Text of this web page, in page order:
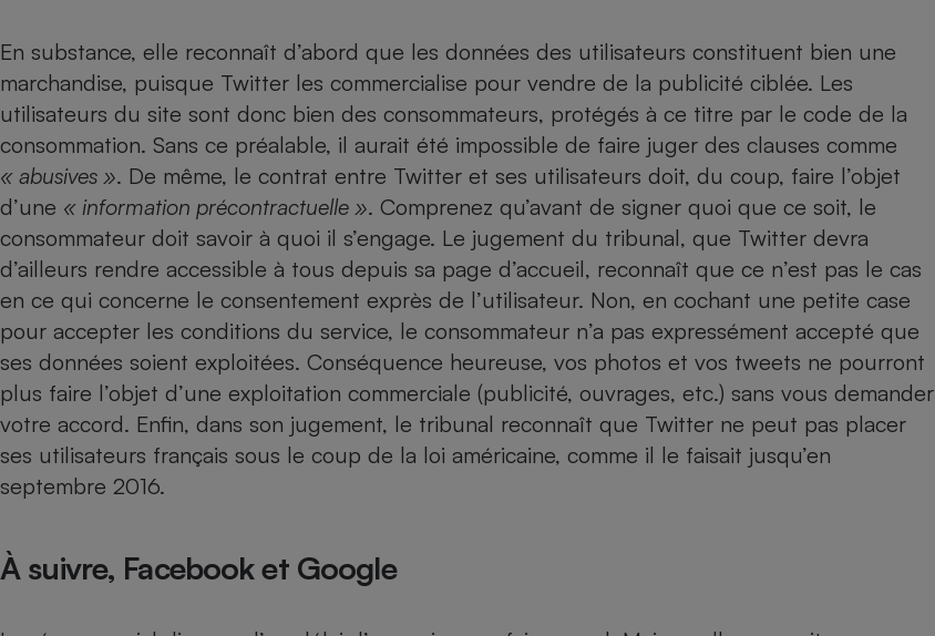
En substance, elle reconnaît d’abord que les données des utilisateurs constituent bien une
marchandise, puisque Twitter les commercialise pour vendre de la publicité ciblée. Les
utilisateurs du site sont donc bien des consommateurs, protégés à ce titre par le code de la
consommation. Sans ce préalable, il aurait été impossible de faire juger des clauses comme
« abusives ». De même, le contrat entre Twitter et ses utilisateurs doit, du coup, faire l’objet
d’une « information précontractuelle ». Comprenez qu’avant de signer quoi que ce soit, le
consommateur doit savoir à quoi il s’engage. Le jugement du tribunal, que Twitter devra
d’ailleurs rendre accessible à tous depuis sa page d’accueil, reconnaît que ce n’est pas le cas
en ce qui concerne le consentement exprès de l’utilisateur. Non, en cochant une petite case
pour accepter les conditions du service, le consommateur n’a pas expressément accepté que
ses données soient exploitées. Conséquence heureuse, vos photos et vos tweets ne pourront
plus faire l’objet d’une exploitation commerciale (publicité, ouvrages, etc.) sans vous demander
votre accord. Enfin, dans son jugement, le tribunal reconnaît que Twitter ne peut pas placer
ses utilisateurs français sous le coup de la loi américaine, comme il le faisait jusqu’en
septembre 2016.
À suivre, Facebook et Google
bouteille de champagne
Banque en ligne
Lave-linge Lave-vaisselle
Plaque de cuisson à
induction
Four encastrable
Climatiseur -
Téléviseur Ordinateur portable
Téléphone mobile -
Smartphone
Appareil photo
numérique
Antivirus
Radiateur électrique Électricité - Gaz
Climatiseur -
Lessive
Antimoustique Crème solaire